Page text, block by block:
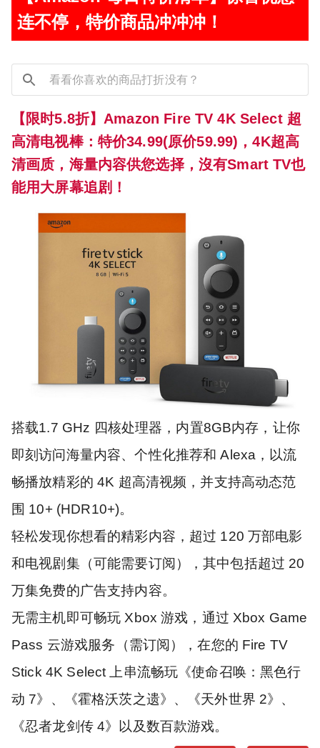
连不停，特价商品冲冲冲！
【限时5.8折】Amazon Fire TV 4K Select 超
高清电视棒：特价34.99(原价59.99)，4K超高
清画质，海量内容供您选择，沒有Smart TV也
能用大屏幕追剧！
搭载1.7 GHz 四核处理器，内置8GB内存，让你
即刻访问海量内容、个性化推荐和 Alexa，以流
畅播放精彩的 4K 超高清视频，并支持高动态范
围 10+ (HDR10+)。
轻松发现你想看的精彩内容，超过 120 万部电影
和电视剧集（可能需要订阅），其中包括超过 20
万集免费的广告支持内容。
无需主机即可畅玩 Xbox 游戏，通过 Xbox Game
Pass 云游戏服务（需订阅），在您的 Fire TV
Stick 4K Select 上串流畅玩《使命召唤：黑色行
动 7》、《霍格沃茨之遗》、《天外世界 2》、
《忍者龙剑传 4》以及数百款游戏。